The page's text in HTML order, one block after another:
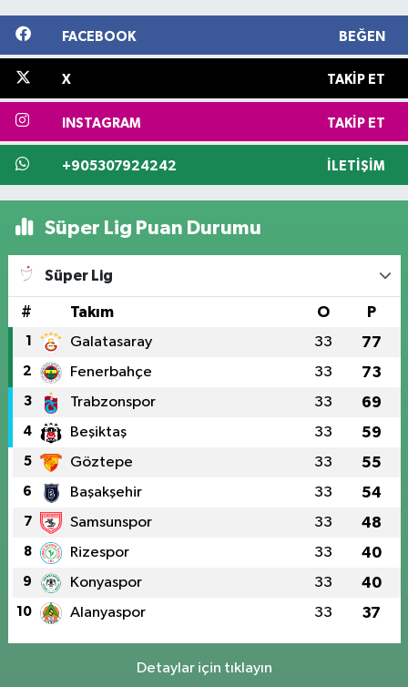
FACEBOOK BEĞEN
X TAKIP ET
INSTAGRAM TAKIP ET
+905307924242 İLETIŞIM
Süper Lig Puan Durumu
Süper Lig
# Takım O P
1 Galatasaray 33 77
2 Fenerbahçe 33 73
3 Trabzonspor 33 69
4 Beşiktaş 33 59
5 Göztepe 33 55
6 Başakşehir 33 54
7 Samsunspor 33 48
8 Rizespor 33 40
9 Konyaspor 33 40
10 Alanyaspor 33 37
Detaylar için tıklayın